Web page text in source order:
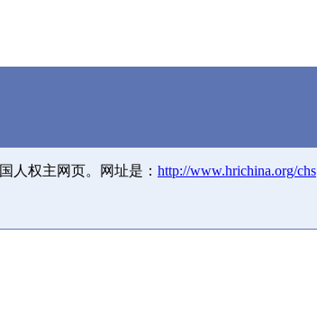
人权主网页。网址是： http://www.hrichina.org/chs